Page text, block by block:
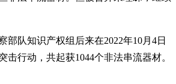
部队知识产权组后来在2022年10月4日
击行动，共起获1044个非法串流器材。